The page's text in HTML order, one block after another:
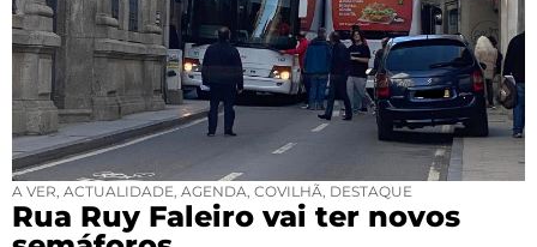
A VER, ACTUALIDADE, AGENDA, COVILHÃ, DESTAQUE
Rua Ruy Faleiro vai ter novos